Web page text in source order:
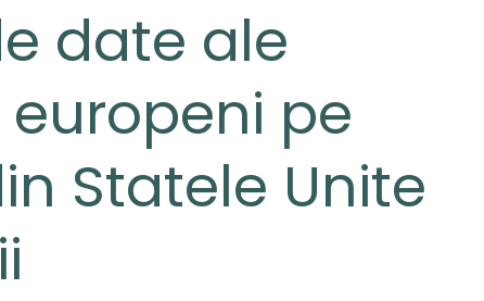
date ale
pe
Statele Unite